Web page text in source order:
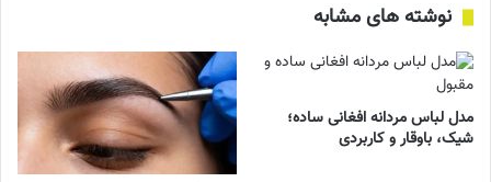
نوشته های مشابه
مدل لباس مردانه افغانی ساده؛
شیک، باوقار و کاربردی